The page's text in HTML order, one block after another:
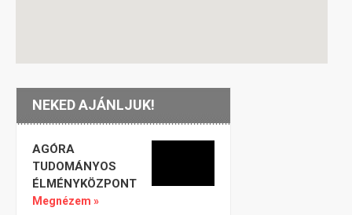
NEKED AJÁNLJUK!
AGÓRA
TUDOMÁNYOS
ÉLMÉNYKÖZPONT
Megnézem »